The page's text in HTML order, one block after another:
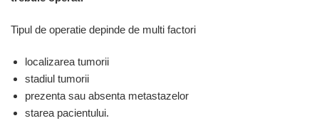
Tipul de operatie depinde de multi factori
localizarea tumorii
stadiul tumorii
prezenta sau absenta metastazelor
starea pacientului.